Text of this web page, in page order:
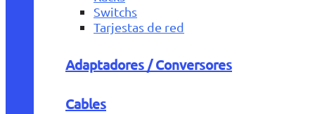
Switchs
Tarjestas de red
Adaptadores / Conversores
Cables